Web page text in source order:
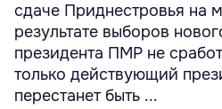
сдаче Приднестровья на
результате выборов
президента ПМР не
только действующий
перестанет быть ...